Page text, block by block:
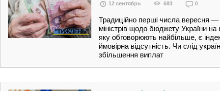
12 сентябрь 683 0
Традиційно перші числа вересня —
міністрів щодо бюджету України на
яку обговорюють найбільше, є
ймовірна відсутність. Чи слід
збільшення виплат